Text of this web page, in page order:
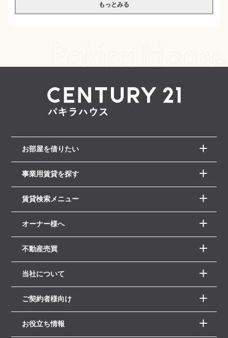
もっとみる
お部屋を借りたい
事業用賃貸を探す
賃貸検索メニュー
オーナー様へ
不動産売買
当社について
ご契約者様向け
お役立ち情報